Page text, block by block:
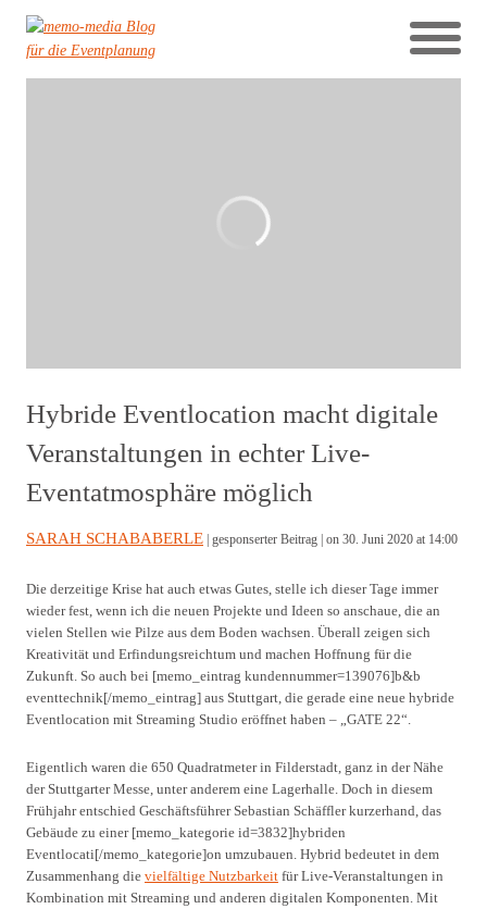
Hybride Eventlocation macht digitale
Veranstaltungen in echter Live-
Eventatmosphäre möglich
SARAH SCHABABERLE | gesponserter Beitrag | on 30. Juni 2020 at 14:00
Die derzeitige Krise hat auch etwas Gutes, stelle ich dieser Tage immer
wieder fest, wenn ich die neuen Projekte und Ideen so anschaue, die an
vielen Stellen wie Pilze aus dem Boden wachsen. Überall zeigen sich
Kreativität und Erfindungsreichtum und machen Hoffnung für die
Zukunft. So auch bei [memo_eintrag kundennummer=139076]b&b
eventtechnik[/memo_eintrag] aus Stuttgart, die gerade eine neue hybride
Eventlocation mit Streaming Studio eröffnet haben – „GATE 22“.
Eigentlich waren die 650 Quadratmeter in Filderstadt, ganz in der Nähe
der Stuttgarter Messe, unter anderem eine Lagerhalle. Doch in diesem
Frühjahr entschied Geschäftsführer Sebastian Schäffler kurzerhand, das
Gebäude zu einer [memo_kategorie id=3832]hybriden
Eventlocati[/memo_kategorie]on umzubauen. Hybrid bedeutet in dem
Zusammenhang die vielfältige Nutzbarkeit für Live-Veranstaltungen in
Kombination mit Streaming und anderen digitalen Komponenten. Mit